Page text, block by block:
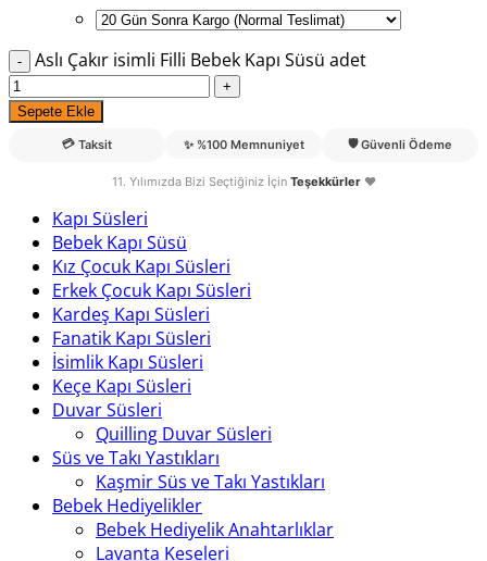
Aslı Çakır isimli Filli Bebek Kapı Süsü adet
Sepete Ekle
💳 Taksit ✨ %100 Memnuniyet 🛡️ Güvenli Ödeme
11. Yılımızda Bizi Seçtiğiniz İçin Teşekkürler❤️
Kapı Süsleri
Bebek Kapı Süsü
Kız Çocuk Kapı Süsleri
Erkek Çocuk Kapı Süsleri
Kardeş Kapı Süsleri
Fanatik Kapı Süsleri
İsimlik Kapı Süsleri
Keçe Kapı Süsleri
Duvar Süsleri
Quilling Duvar Süsleri
Süs ve Takı Yastıkları
Kaşmir Süs ve Takı Yastıkları
Bebek Hediyelikler
Bebek Hediyelik Anahtarlıklar
Lavanta Keseleri